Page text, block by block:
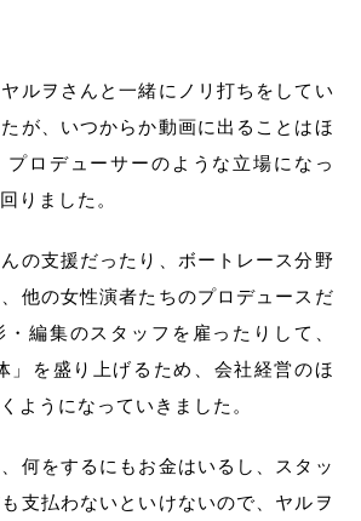
ルヲさんと一緒にノリ打ちをしてい
が、いつからか動画に出ることはほ
プロデューサーのような立場になっ
りました。
の支援だったり、ボートレース分野
他の女性演者たちのプロデュースだ
編集のスタッフを雇ったりして、
」を盛り上げるため、会社経営のほ
ようになっていきました。
何をするにもお金はいるし、スタッ
支払わないといけないので、ヤルヲ